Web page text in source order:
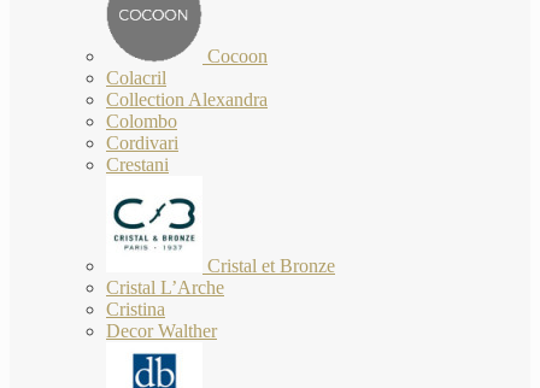
Cocoon
Colacril
Collection Alexandra
Colombo
Cordivari
Crestani
Cristal et Bronze
Cristal L’Arche
Cristina
Decor Walther